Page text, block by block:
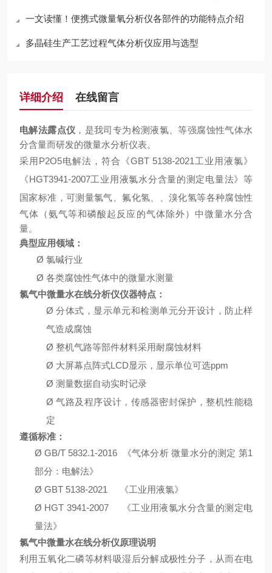
一文读懂！便携式微量氧分析仪各部件的功能特点介绍
多晶硅生产工艺过程气体分析仪应用与选型
详细介绍 在线留言
电解法露点仪 ，是我司专为检测液氯、等强腐蚀性气体水
分含量而研发的微量水分析仪表。
采用 P2O5电解法，符合《GBT 5138-2021工业用液氯》
《HGT3941-2007工业用液氯水分含量的测定电量法》等
国家标准， 可测量氯气、氟化氢、、溴化氢等各种腐蚀性
气体 （氨气等和磷酸起反应的气体除外） 中微量水分含
量。
典型应用领域：
Ø 氯碱行业
Ø 各类腐蚀性气体中的微量水测量
氯气中微量水在线分析仪仪器特点：
Ø分体式，显示单元和检测单元分开设计，防止样
气造成腐蚀
Ø 整机气路等部件材料采用耐腐蚀材料
Ø 大屏幕点阵式LCD显示，显示单位可选ppm
Ø 测量数据自动实时记录
Ø气路及程序设计，传感器密封保护，整机性能稳
定
遵循标准：
ØGB/T 5832.1-2016 《气体分析 微量水分的测定 第1
部分：电解法》
Ø GBT 5138-2021
《工业用液氯》
Ø HGT 3941-2007
《工业用液氯水分含量的测定电
量法》
氯气中微量水在线分析仪原理说明
利用五氧化二磷等材料吸湿后分解成极性分子，从而在电